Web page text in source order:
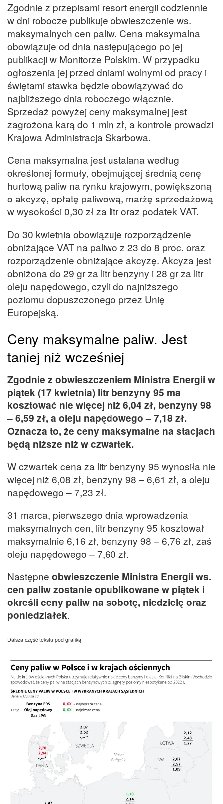
Zgodnie z przepisami resort energii codziennie
w dni robocze publikuje obwieszczenie ws.
maksymalnych cen paliw. Cena maksymalna
obowiązuje od dnia następującego po jej
publikacji w Monitorze Polskim. W przypadku
ogłoszenia jej przed dniami wolnymi od pracy i
świętami stawka będzie obowiązywać do
najbliższego dnia roboczego włącznie.
Sprzedaż powyżej ceny maksymalnej jest
zagrożona karą do 1 mln zł, a kontrole prowadzi
Krajowa Administracja Skarbowa.
Cena maksymalna jest ustalana według
określonej formuły, obejmującej średnią cenę
hurtową paliw na rynku krajowym, powiększoną
o akcyzę, opłatę paliwową, marżę sprzedażową
w wysokości 0,30 zł za litr oraz podatek VAT.
Do 30 kwietnia obowiązuje rozporządzenie
obniżające VAT na paliwo z 23 do 8 proc. oraz
rozporządzenie obniżające akcyzę. Akcyza jest
obniżona do 29 gr za litr benzyny i 28 gr za litr
oleju napędowego, czyli do najniższego
poziomu dopuszczonego przez Unię
Europejską.
Ceny maksymalne paliw. Jest
taniej niż wcześniej
Zgodnie z obwieszczeniem Ministra Energii w
piątek (17 kwietnia) litr benzyny 95 ma
kosztować nie więcej niż 6,04 zł, benzyny 98
– 6,59 zł, a oleju napędowego – 7,18 zł.
Oznacza to, że ceny maksymalne na stacjach
będą niższe niż w czwartek.
W czwartek cena za litr benzyny 95 wynosiła nie
więcej niż 6,08 zł, benzyny 98 – 6,61 zł, a oleju
napędowego – 7,23 zł.
31 marca, pierwszego dnia wprowadzenia
maksymalnych cen, litr benzyny 95 kosztował
maksymalnie 6,16 zł, benzyny 98 – 6,76 zł, zaś
oleju napędowego – 7,60 zł.
Następne obwieszczenie Ministra Energii ws.
cen paliw zostanie opublikowane w piątek i
określi ceny paliw na sobotę, niedzielę oraz
poniedziałek.
Dalsza część tekstu pod grafiką